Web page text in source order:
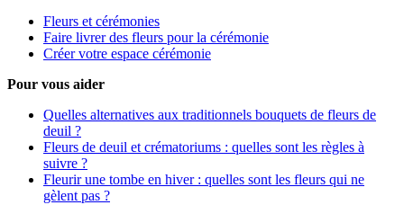
Fleurs et cérémonies
Faire livrer des fleurs pour la cérémonie
Créer votre espace cérémonie
Pour vous aider
Quelles alternatives aux traditionnels bouquets de fleurs de
deuil ?
Fleurs de deuil et crématoriums : quelles sont les règles à
suivre ?
Fleurir une tombe en hiver : quelles sont les fleurs qui ne
gèlent pas ?